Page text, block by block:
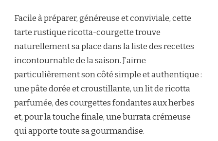
RICOTTA-
&
BURRATA
Facile à préparer, généreuse et conviviale, cette
tarte rustique ricotta-courgette trouve
naturellement sa place dans la liste des recettes
incontournable de la saison. J’aime
particulièrement son côté simple et authentique :
une pâte dorée et croustillante, un lit de ricotta
parfumée, des courgettes fondantes aux herbes
et, pour la touche finale, une burrata crémeuse
qui apporte toute sa gourmandise.